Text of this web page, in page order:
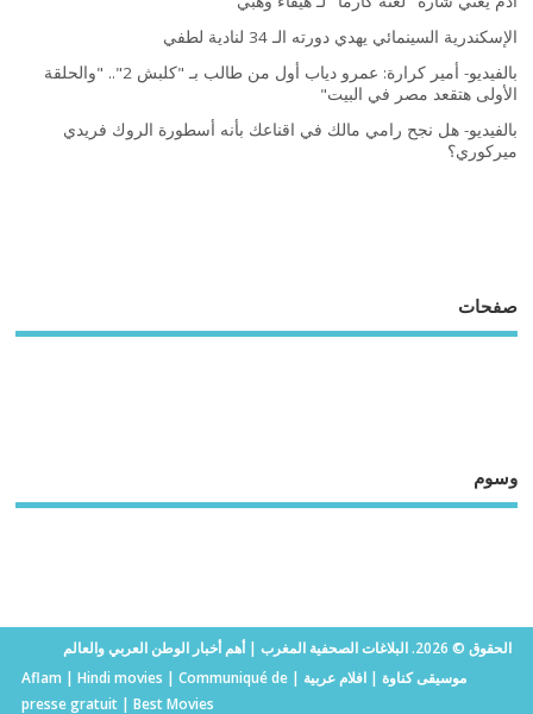
الإسكندرية السينمائي يهدي دورته الـ 34 لنادية لطفي
بالفيديو- أمير كرارة: عمرو دياب أول من طالب بـ "كلبش 2".. "والحلقة
الأولى هتقعد مصر في البيت"
بالفيديو- هل نجح رامي مالك في اقناعك بأنه أسطورة الروك فريدي
ميركوري؟
صفحات
وسوم
الحقوق © 2026. البلاغات الصحفية المغرب | أهم أخبار الوطن العربي والعالم
موسيقى كناوة |افلام عربية |
Aflam | Hindi movies | Communiqué de
presse gratuit| Best Movies